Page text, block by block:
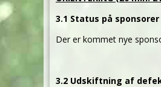
3.1 Status på sponsorer
Der er kommet nye
3.2 Udskiftning af